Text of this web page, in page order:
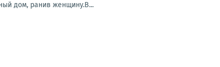
дом, ранив женщину.В...